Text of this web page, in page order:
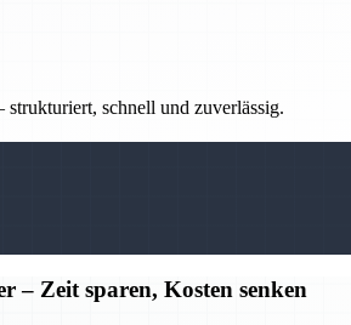
schnell und zuverlässig.
– Zeit sparen, Kosten senken